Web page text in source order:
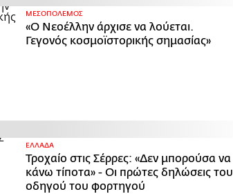
ΜΕΣΟΠΟΛΕΜΟΣ
«Ο Νεοέλλην άρχισε να λούεται.
Γεγονός κοσμοϊστορικής σημασίας»
ΕΛΛΑΔΑ
Τροχαίο στις Σέρρες: «Δεν μπορούσα να
κάνω τίποτα» - Οι πρώτες δηλώσεις του
οδηγού του φορτηγού